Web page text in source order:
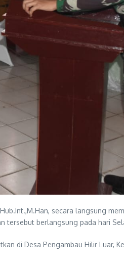
secara langsung
tersebut berlangsung pada hari
di Desa Pengambau Hilir Luar,